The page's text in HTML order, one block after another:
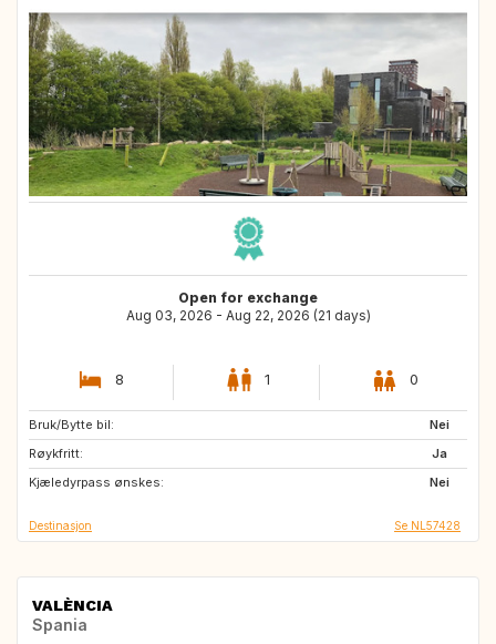
Open for exchange
Aug 03, 2026 - Aug 22, 2026 (21 days)
8 1 0
Bruk/Bytte bil:
Nei
Røykfritt:
Ja
Kjæledyrpass ønskes:
Nei
CW
PT
GR
Destinasjon Se NL57428
VALÈNCIA
Spania